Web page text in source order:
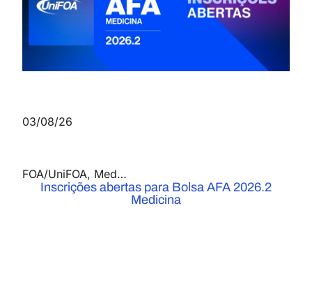
03/08/26
FOA/UniFOA, Medicina
Inscrições abertas para Bolsa AFA 2026.2
Medicina